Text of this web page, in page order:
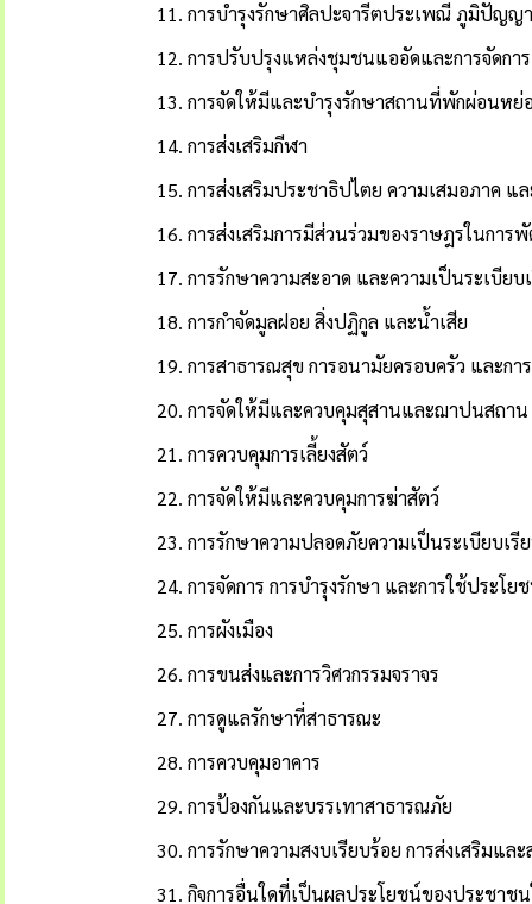
11. การบำรุงรักษาศิลปะจารีตประเพณี ภูมิปัญ
12. การปรับปรุงแหล่งชุมชนแออัดและการจัดกา
13. การจัดให้มีและบำรุงรักษาสถานที่พักผ่อนหย่
14. การส่งเสริมกีฬา
15. การส่งเสริมประชาธิปไตย ความเสมอภาค
16. การส่งเสริมการมีส่วนร่วมของราษฎรในกา
17. การรักษาความสะอาด และความเป็นระเบีย
18. การกำจัดมูลฝอย สิ่งปฏิกูล และน้ำเสีย
19. การสาธารณสุข การอนามัยครอบครัว และก
20. การจัดให้มีและควบคุมสุสานและฌาปนสถาน
21. การควบคุมการเลี้ยงสัตว์
22. การจัดให้มีและควบคุมการฆ่าสัตว์
23. การรักษาความปลอดภัยความเป็นระเบียบ
24. การจัดการ การบำรุงรักษา และการใช้ประ
25. การผังเมือง
26. การขนส่งและการวิศวกรรมจราจร
27. การดูแลรักษาที่สาธารณะ
28. การควบคุมอาคาร
29. การป้องกันและบรรเทาสาธารณภัย
30. การรักษาความสงบเรียบร้อย การส่งเสริม
31. กิจการอื่นใดที่เป็นผลประโยชน์ของประชา